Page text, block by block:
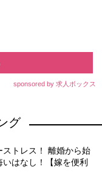
sponsored by 求人ボックス
グ
トレス！ 離婚から始
はなし！【嫁を便利